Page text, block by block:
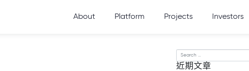
About Platform Projects Investors
Search
近期文章